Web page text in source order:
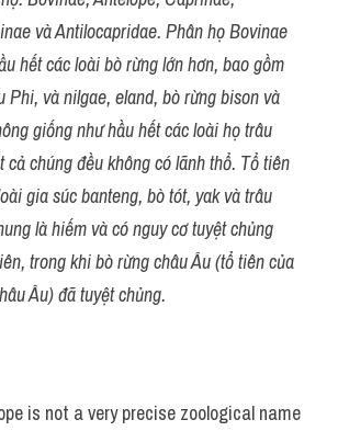
và Antilocapridae. Phân họ Bovinae
hết các loài bò rừng lớn hơn, bao gồm
Phi, và nilgae, eland, bò rừng bison và
giống như hầu hết các loài họ trâu
cả chúng đều không có lãnh thổ. Tổ tiên
gia súc banteng, bò tót, yak và trâu
là hiếm và có nguy cơ tuyệt chủng
trong khi bò rừng châu Âu (tổ tiên của
Âu) đã tuyệt chủng.
is not a very precise zoological name